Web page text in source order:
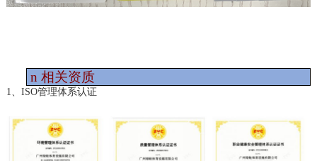
n 相关资质
1、ISO管理体系认证